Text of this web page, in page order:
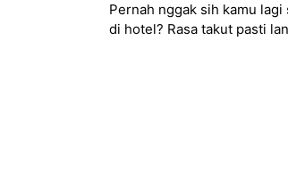
Pernah nggak sih kamu
di hotel? Rasa takut pasti